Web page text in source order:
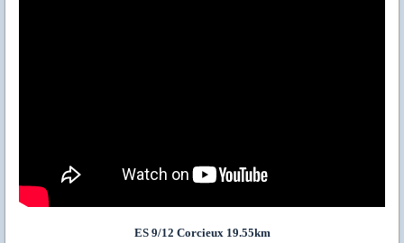
ES 9/12 Corcieux 19.55km